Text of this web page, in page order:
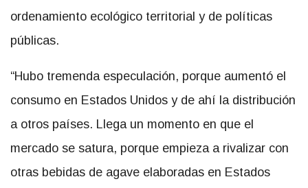
ordenamiento ecológico territorial y de políticas
públicas.
“Hubo tremenda especulación, porque aumentó el
consumo en Estados Unidos y de ahí la distribución
a otros países. Llega un momento en que el
mercado se satura, porque empieza a rivalizar con
otras bebidas de agave elaboradas en Estados